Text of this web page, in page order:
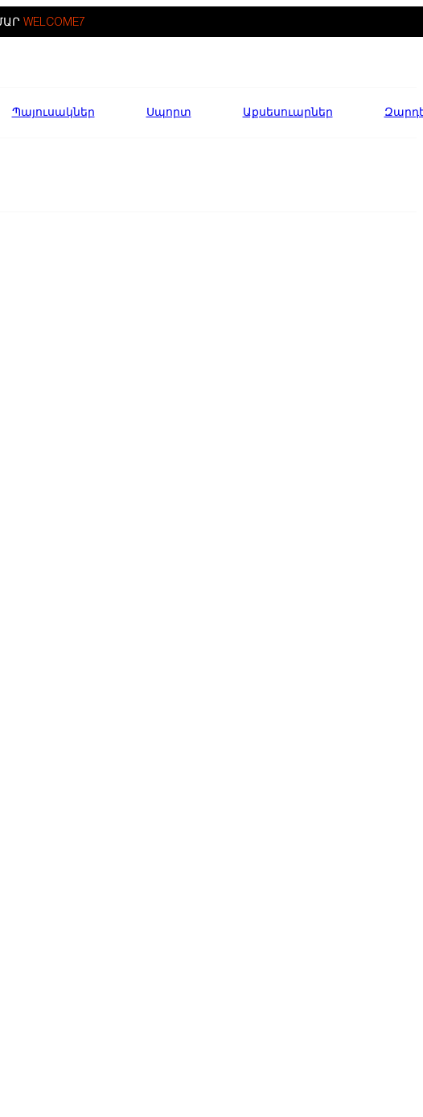
WELCOME7
Պայուսակներ Սպորտ Աքսեսուարներ